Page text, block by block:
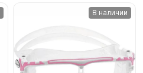
В наличии